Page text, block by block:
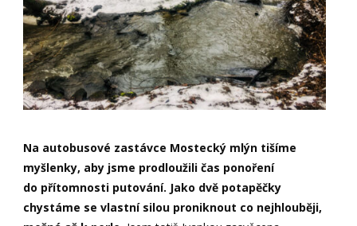
Na autobusové zastávce Mostecký mlýn tišíme
myšlenky, aby jsme prodloužili čas ponoření
do přítomnosti putování. Jako dvě potapěčky
chystáme se vlastní silou proniknout co nejhlouběji,